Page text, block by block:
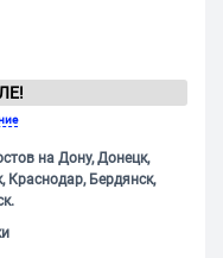
на Дону, Донецк,
Краснодар, Бердянск,